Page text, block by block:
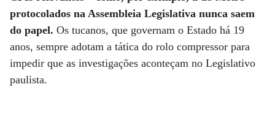
protocolados na Assembleia Legislativa nunca saem
do papel. Os tucanos, que governam o Estado há 19
anos, sempre adotam a tática do rolo compressor para
impedir que as investigações aconteçam no Legislativo
paulista.